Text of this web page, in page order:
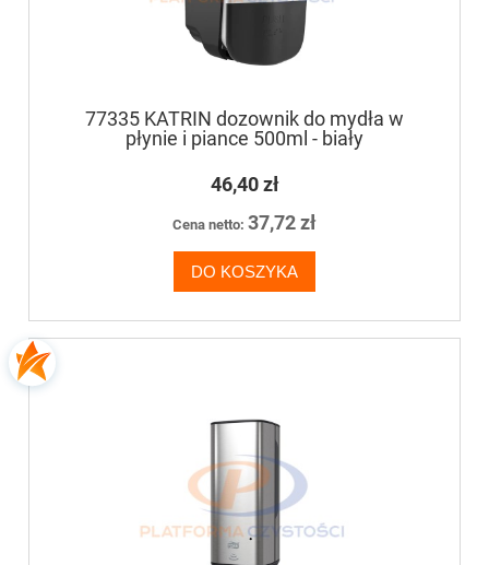
77335 KATRIN dozownik do mydła w
płynie i piance 500ml - biały
46,40 zł
Cena netto: 37,72 zł
DO KOSZYKA